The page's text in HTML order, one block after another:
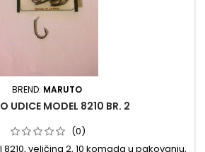
BREND: MARUTO
UDICE MODEL 8210 BR. 2
(0)
veličina 2, 10 komada u pakovanju,